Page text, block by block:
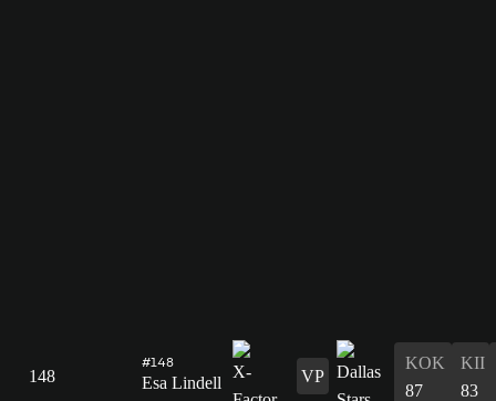
148
#148
Esa Lindell VP
KOK
87
KII
83